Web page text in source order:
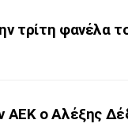
τρίτη φανέλα
ΑΕΚ ο Αλέξης